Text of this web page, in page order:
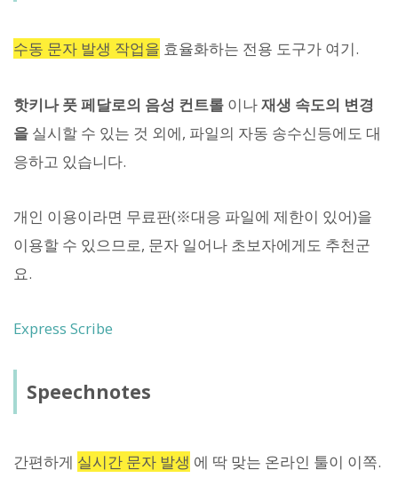
수동 문자 발생 작업을 효율화하는 전용 도구가 여기.
핫키나 풋 페달로의 음성 컨트롤 이나재생 속도의 변경
을 실시할 수 있는 것 외에, 파일의 자동 송수신등에도 대
응하고 있습니다.
개인 이용이라면 무료판(※대응 파일에 제한이 있어)을
이용할 수 있으므로, 문자 일어나 초보자에게도 추천군
요.
Express Scribe
Speechnotes
간편하게 실시간 문자 발생 에 딱 맞는 온라인 툴이 이쪽.